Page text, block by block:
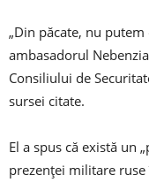
„Din păcate, nu
ambasadorul
Consiliului de
sursei citate.
El a spus că există un
prezenței militare ruse